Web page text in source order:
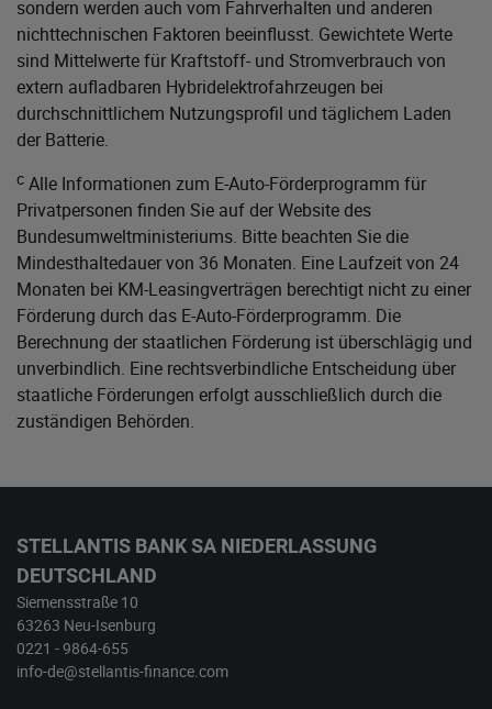
sondern werden auch vom Fahrverhalten und anderen
nichttechnischen Faktoren beeinflusst. Gewichtete Werte
sind Mittelwerte für Kraftstoff- und Stromverbrauch von
extern aufladbaren Hybridelektrofahrzeugen bei
durchschnittlichem Nutzungsprofil und täglichem Laden
der Batterie.
c Alle Informationen zum E-Auto-Förderprogramm für
Privatpersonen finden Sie auf der Website des
Bundesumweltministeriums. Bitte beachten Sie die
Mindesthaltedauer von 36 Monaten. Eine Laufzeit von 24
Monaten bei KM-Leasingverträgen berechtigt nicht zu einer
Förderung durch das E-Auto-Förderprogramm. Die
Berechnung der staatlichen Förderung ist überschlägig und
unverbindlich. Eine rechtsverbindliche Entscheidung über
staatliche Förderungen erfolgt ausschließlich durch die
zuständigen Behörden.
STELLANTIS BANK SA NIEDERLASSUNG
DEUTSCHLAND
Siemensstraße 10
63263 Neu-Isenburg
0221 - 9864-655
info-de@stellantis-finance.com